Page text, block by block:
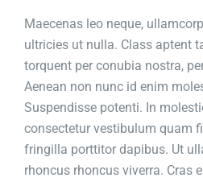
Maecenas leo neque,
ultricies ut nulla. Class aptent
torquent per conubia nostra,
Aenean non nunc id enim
Suspendisse potenti. In
consectetur vestibulum quam
fringilla porttitor dapibus. Ut
rhoncus rhoncus viverra. Cras